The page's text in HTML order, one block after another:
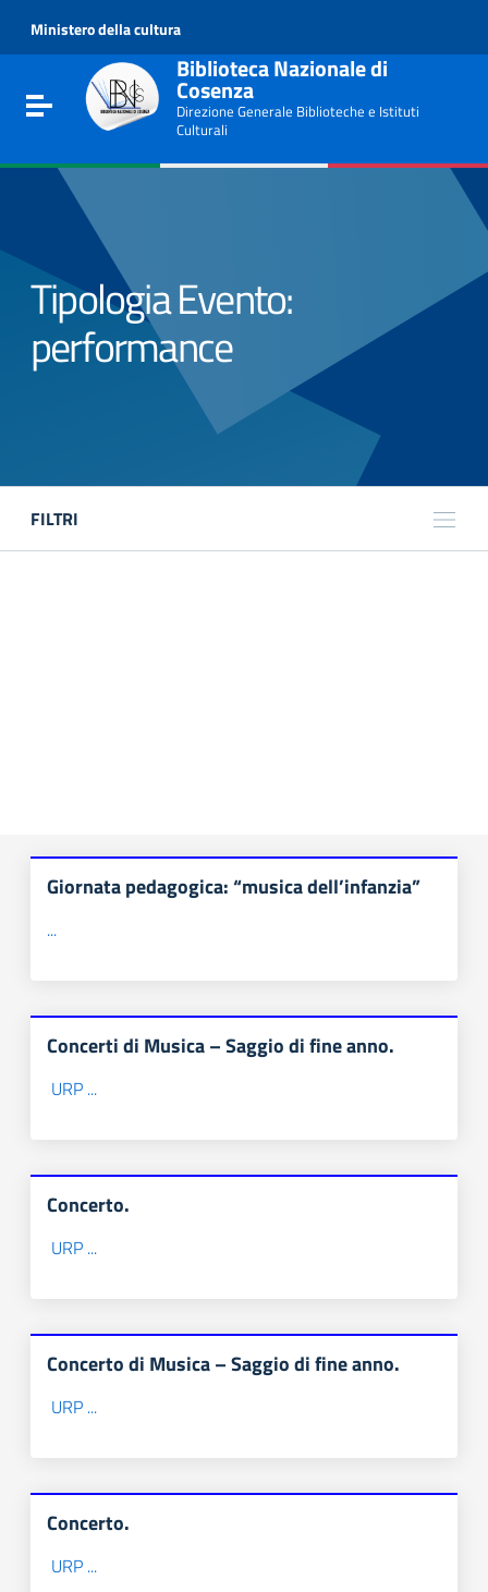
Go to the navigation menu
Go to the footer
Ministero della cultura
Toggle navigation
Biblioteca Nazionale di
Cosenza
Direzione Generale Biblioteche e Istituti
Culturali
Tipologia Evento:
performance
FILTRI
Giornata pedagogica: “musica dell’infanzia”
...
Concerti di Musica – Saggio di fine anno.
URP ...
Concerto.
URP ...
Concerto di Musica – Saggio di fine anno.
URP ...
Concerto.
URP ...